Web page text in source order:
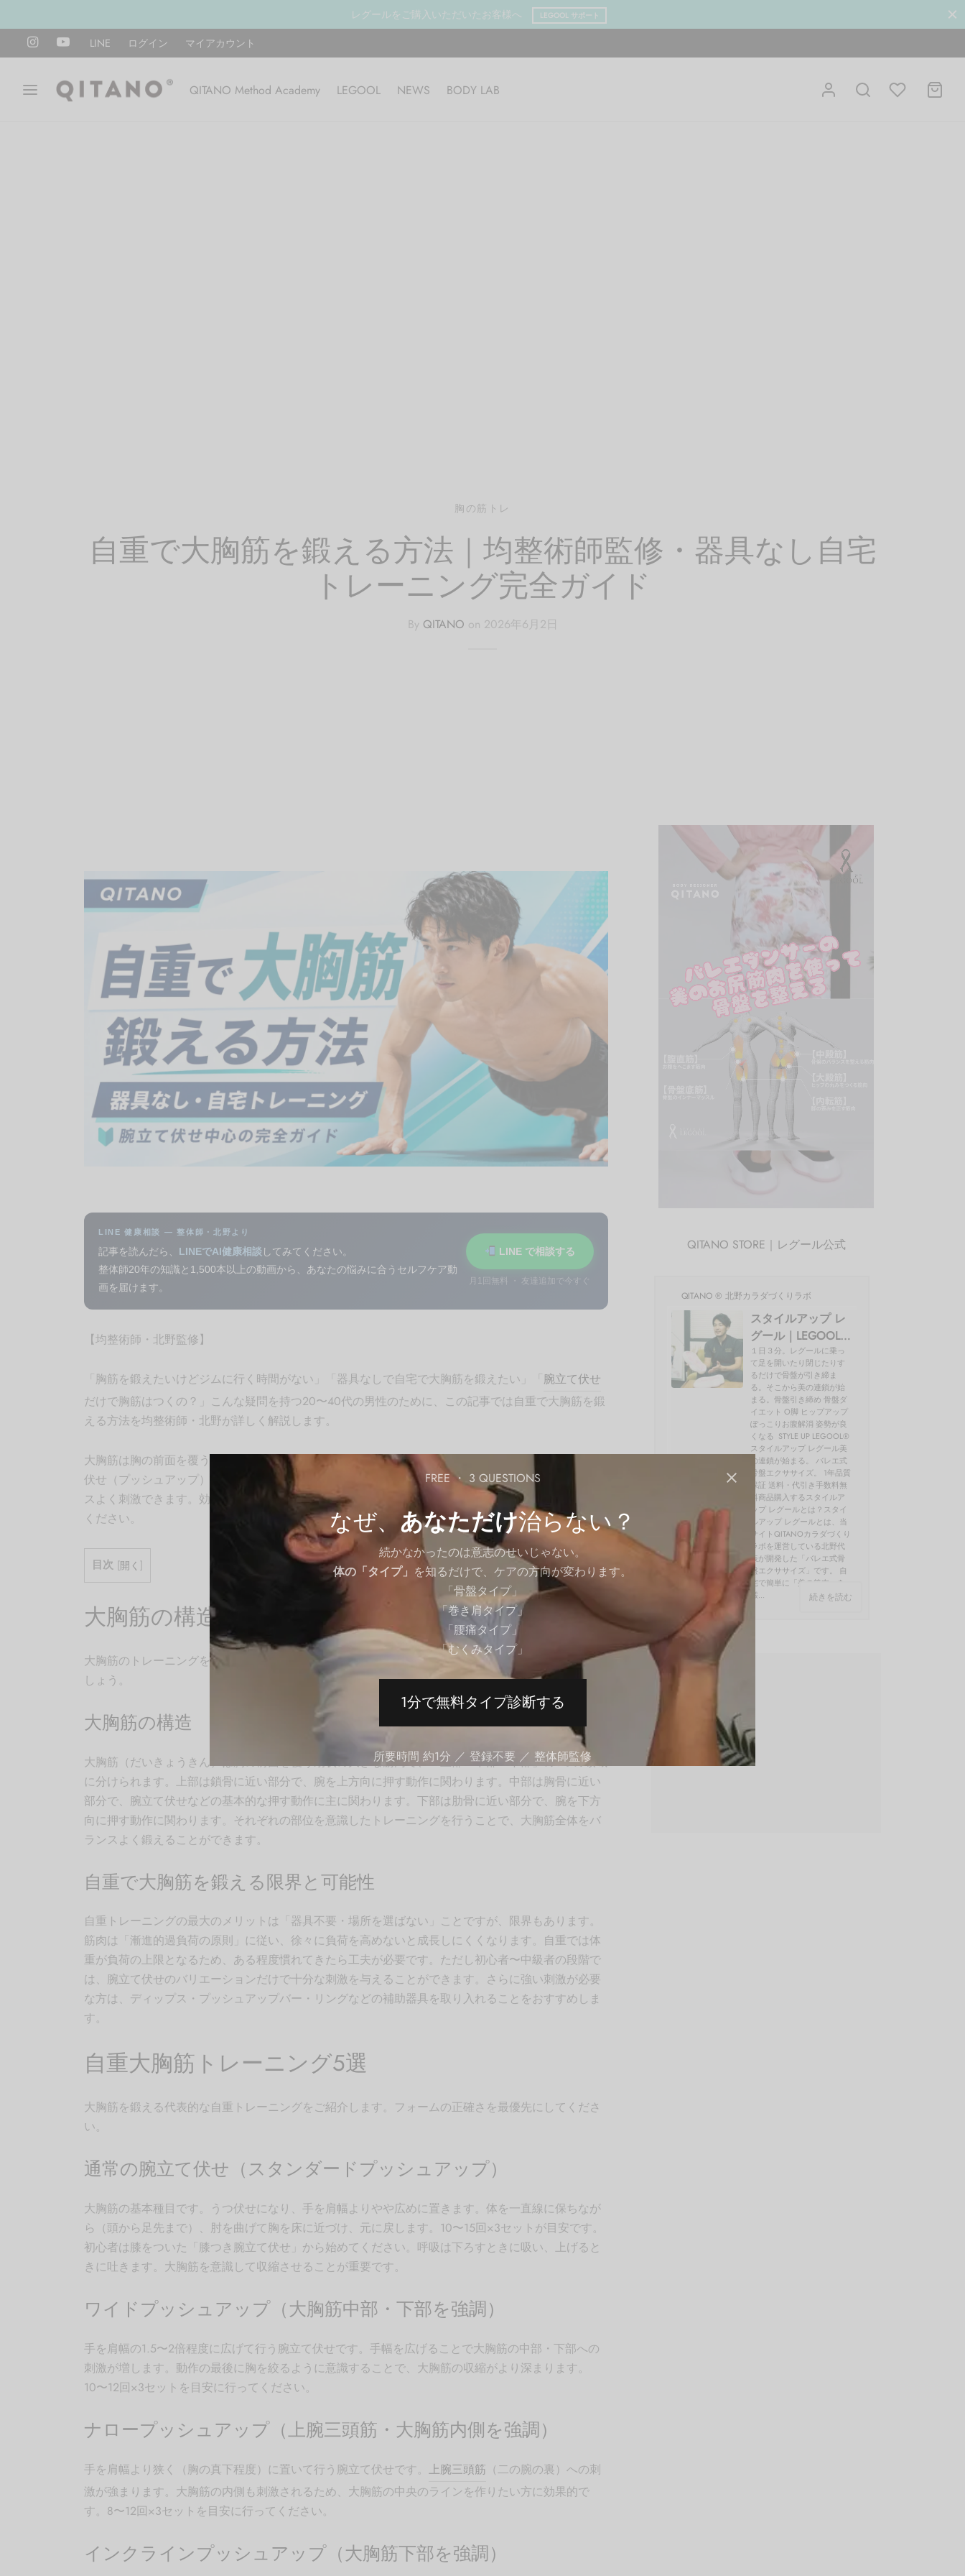
FREE ・ 3 QUESTIONS
なぜ、あなただけ治らない？
続かなかったのは意志のせいじゃない。
体の「タイプ」 を知るだけで、ケアの方向が変わります。
「骨盤タイプ」
「巻き肩タイプ」
「腰痛タイプ」
「むくみタイプ」
1分で無料タイプ診断する
所要時間 約1分 ／ 登録不要 ／ 整体師監修
レグールをご購入いただいたお客様へ LEGOOL サポート
LINE ログイン マイアカウント
QITANO Method Academy LEGOOL NEWS BODY LAB
胸の筋トレ
自重で大胸筋を鍛える方法｜均整術師監修・器具なし自宅
トレーニング完全ガイド
By QITANO on 2026年6月2日
LINE 健康相談 — 整体師・北野より
記事を読んだら、 LINEでAI健康相談 してみてください。
整体師20年の知識と1,500本以上の動画から、あなたの悩みに合うセルフケア動
画を届けます。
LINE で相談する
月1回無料 ・ 友達追加で今すぐ
【均整術師・北野監修】
「胸筋を鍛えたいけどジムに行く時間がない」「器具なしで自宅で大胸筋を鍛えたい」「 腕立て伏せ
だけで胸筋はつくの？」こんな疑問を持つ20〜40代の男性のために、この記事では自重で大胸筋を鍛
える方法を均整術師・北野が詳しく解説します。
大胸筋は胸の前面を覆う大きな筋肉で、自重トレーニングでも十分に鍛えることができます。腕立て
伏せ（プッシュアップ）のバリエーションを使いこなすことで、大胸筋の上部・中部・下部をバラン
スよく刺激できます。効果には個人差があります。怪我が心配な方は医師に相談してから取り組んで
ください。
目次 [開く ]
大胸筋の構造と自重トレーニングの可能性
大胸筋のトレーニングを始める前に、その構造と自重トレーニングで何ができるかを理解しておきま
しょう。
大胸筋の構造
大胸筋（だいきょうきん）は胸の前面を覆う扇状の大きな筋肉で、「上部・中部・下部」の3つの領域
に分けられます。上部は鎖骨に近い部分で、腕を上方向に押す動作に関わります。中部は胸骨に近い
部分で、腕立て伏せなどの基本的な押す動作に主に関わります。下部は肋骨に近い部分で、腕を下方
向に押す動作に関わります。それぞれの部位を意識したトレーニングを行うことで、大胸筋全体をバ
ランスよく鍛えることができます。
自重で大胸筋を鍛える限界と可能性
自重トレーニングの最大のメリットは「器具不要・場所を選ばない」ことですが、限界もあります。
筋肉は「漸進的過負荷の原則」に従い、徐々に負荷を高めないと成長しにくくなります。自重では体
重が負荷の上限となるため、ある程度慣れてきたら工夫が必要です。ただし初心者〜中級者の段階で
は、腕立て伏せのバリエーションだけで十分な刺激を与えることができます。さらに強い刺激が必要
な方は、ディップス・プッシュアップバー・リングなどの補助器具を取り入れることをおすすめしま
す。
自重大胸筋トレーニング5選
大胸筋を鍛える代表的な自重トレーニングをご紹介します。フォームの正確さを最優先にしてくださ
い。
通常の腕立て伏せ（スタンダードプッシュアップ）
大胸筋の基本種目です。うつ伏せになり、手を肩幅よりやや広めに置きます。体を一直線に保ちなが
ら（頭から足先まで）、肘を曲げて胸を床に近づけ、元に戻します。10〜15回×3セットが目安です。
初心者は膝をついた「膝つき腕立て伏せ」から始めてください。呼吸は下ろすときに吸い、上げると
きに吐きます。大胸筋を意識して収縮させることが重要です。
ワイドプッシュアップ（大胸筋中部・下部を強調）
手を肩幅の1.5〜2倍程度に広げて行う腕立て伏せです。手幅を広げることで大胸筋の中部・下部への
刺激が増します。動作の最後に胸を絞るように意識することで、大胸筋の収縮がより深まります。
10〜12回×3セットを目安に行ってください。
ナロープッシュアップ（上腕三頭筋・大胸筋内側を強調）
手を肩幅より狭く（胸の真下程度）に置いて行う腕立て伏せです。 上腕三頭筋 （二の腕の裏）への刺
激が強まります。大胸筋の内側も刺激されるため、大胸筋の中央のラインを作りたい方に効果的で
す。8〜12回×3セットを目安に行ってください。
インクラインプッシュアップ（大胸筋下部を強調）
QITANO STORE｜レグール公式
QITANO ® 北野カラダづくりラボ
スタイルアップ レ
グール｜LEGOOL®
使い方、効果を開
発者の北野が解説
１日３分。レグールに乗っ
て足を開いたり閉じたりす
るだけで骨盤が引き締ま
る。そこから美の連鎖が始
まる。骨盤引き締め 骨盤ダ
イエット O脚 ヒップアップ
ぽっこりお腹解消 姿勢が良
くなる STYLE UP LEGOOL®
スタイルアップ レグール美
の連鎖が始まる。 バレエ式
骨盤エクササイズ。 1年品質
保証 送料・代引き手数料無
料商品購入するスタイルア
ップ レグールとは？スタイ
ルアップ レグールとは、当
サイトQITANOカラダづくり
ラボを運営している北野代
表が開発した「バレエ式骨
盤エクササイズ」です。 自
宅で簡単に「美の筋肉」を
鍛...
続きを読む